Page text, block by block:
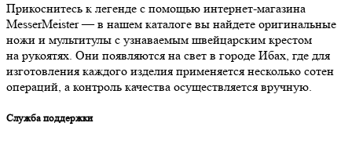
Прикоснитесь к легенде с помощью интернет-магазина
MesserMeister — в нашем каталоге вы найдете оригинальные
ножи и мультитулы с узнаваемым швейцарским крестом
на рукоятях. Они появляются на свет в городе Ибах, где для
изготовления каждого изделия применяется несколько сотен
операций, а контроль качества осуществляется вручную.
Служба поддержки